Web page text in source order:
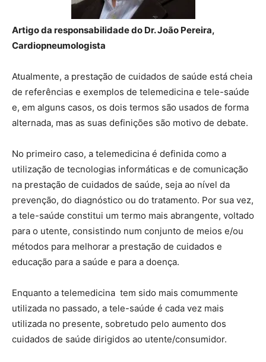
Artigo da responsabilidade do Dr. João Pereira,
Cardiopneumologista
Atualmente, a prestação de cuidados de saúde está cheia
de referências e exemplos de telemedicina e tele-saúde
e, em alguns casos, os dois termos são usados de forma
alternada, mas as suas definições são motivo de debate.
No primeiro caso, a telemedicina é definida como a
utilização de tecnologias informáticas e de comunicação
na prestação de cuidados de saúde, seja ao nível da
prevenção, do diagnóstico ou do tratamento. Por sua vez,
a tele-saúde constitui um termo mais abrangente, voltado
para o utente, consistindo num conjunto de meios e/ou
métodos para melhorar a prestação de cuidados e
educação para a saúde e para a doença.
Enquanto a telemedicina tem sido mais comummente
utilizada no passado, a tele-saúde é cada vez mais
utilizada no presente, sobretudo pelo aumento dos
cuidados de saúde dirigidos ao utente/consumidor.